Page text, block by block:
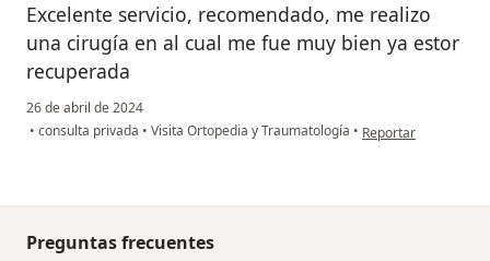
Excelente servicio, recomendado, me realizo
una cirugía en al cual me fue muy bien ya estor
recuperada
26 de abril de 2024
• consulta privada • Visita Ortopedia y Traumatología • en opinión del
Reportar
Preguntas frecuentes